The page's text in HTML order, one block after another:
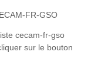
FR-GSO
cecam-fr-gso
sur le bouton